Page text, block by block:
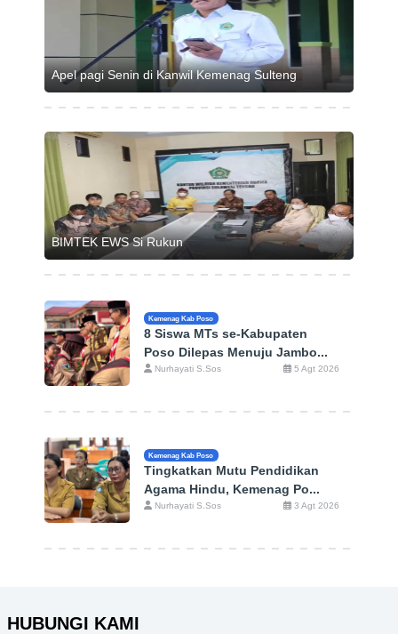
Apel pagi Senin di Kanwil Kemenag Sulteng
BIMTEK EWS Si Rukun
Kemenag Kab Poso
8 Siswa MTs se-Kabupaten
Poso Dilepas Menuju Jambo...
Nurhayati S.Sos 5 Agt 2026
Kemenag Kab Poso
Tingkatkan Mutu Pendidikan
Agama Hindu, Kemenag Po...
Nurhayati S.Sos 3 Agt 2026
HUBUNGI KAMI